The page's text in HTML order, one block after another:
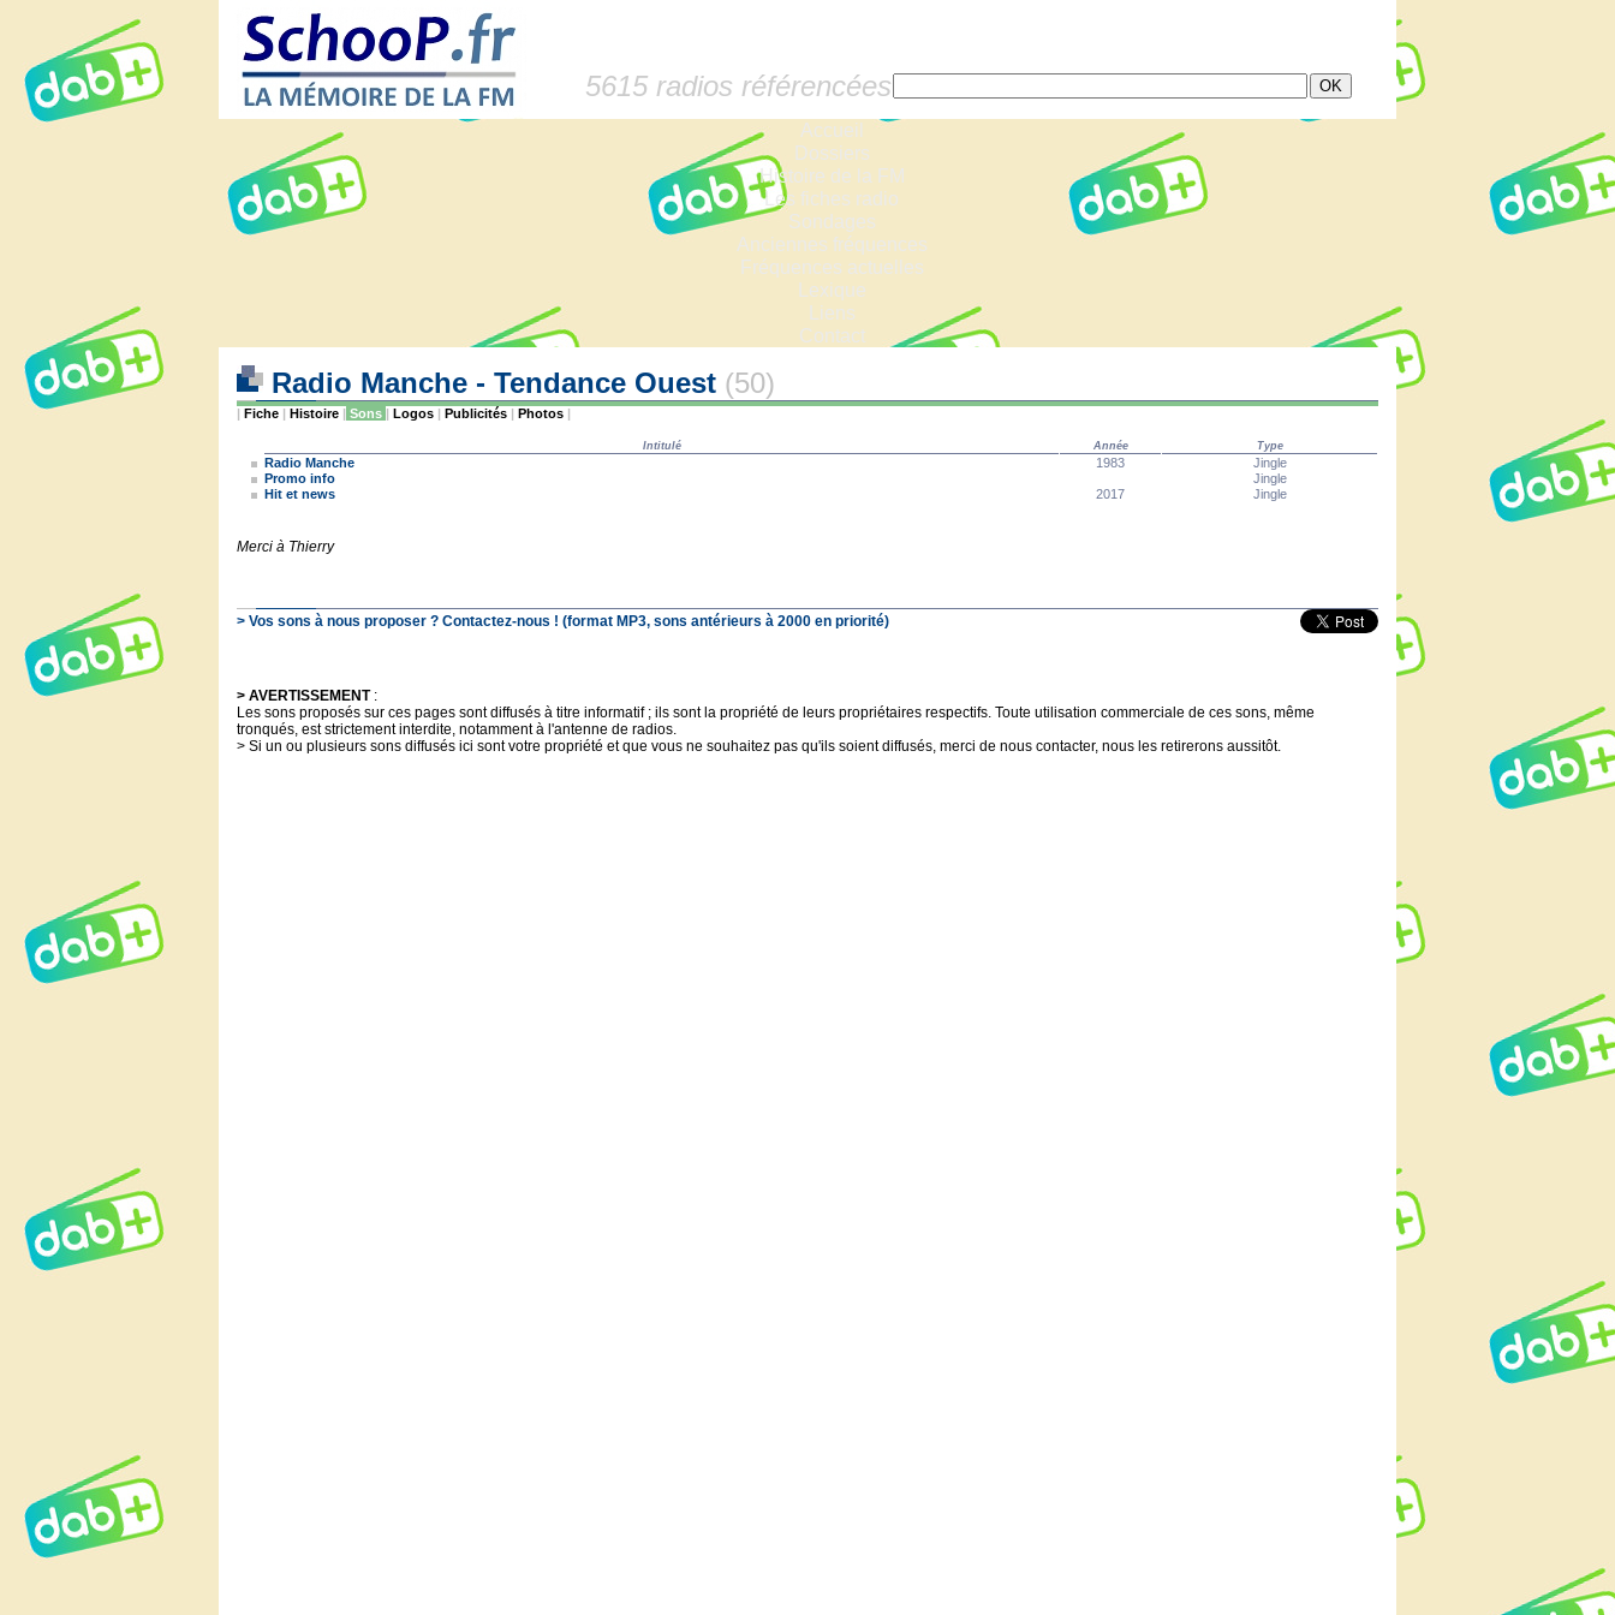
5615 radios référencées
Accueil
Dossiers
Histoire de la FM
Les fiches radio
Sondages
Anciennes fréquences
Fréquences actuelles
Lexique
Liens
Contact
Radio Manche - Tendance Ouest (50)
| Fiche | Histoire | Sons | Logos | Publicités | Photos |
Intitulé Année Type
Radio Manche 1983
Jingle
Promo info
Jingle
Hit et news
2017 Jingle
Merci à Thierry
> Vos sons à nous proposer ? Contactez-nous ! (format MP3, sons antérieurs à 2000 en priorité)
> AVERTISSEMENT:
Les sons proposés sur ces pages sont diffusés à titre informatif ; ils sont la propriété de leurs propriétaires respectifs. Toute utilisation commerciale de ces sons, même
tronqués, est strictement interdite, notamment à l'antenne de radios.
> Si un ou plusieurs sons diffusés ici sont votre propriété et que vous ne souhaitez pas qu'ils soient diffusés, merci de nous contacter, nous les retirerons aussitôt.